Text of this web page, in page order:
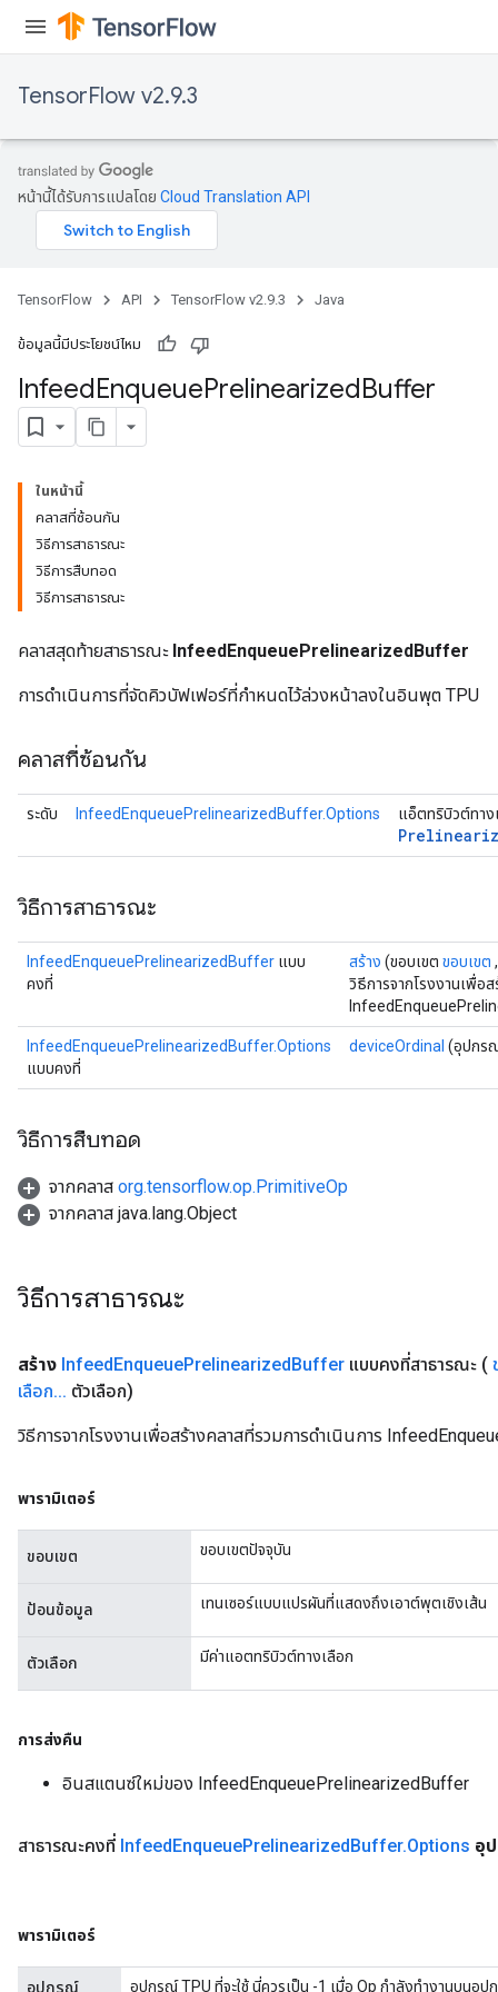
TensorFlow v2.9.3
หน้านี้ได้รับการแปลโดย Cloud Translation API
TensorFlow API TensorFlow v2.9.3 Java
ข้อมูลนี้มีประโยชน์ไหม
InfeedEnqueuePrelinearizedBuffer
ในหน้านี้
คลาสที่ซ้อนกัน
วิธีการสาธารณะ
วิธีการสืบทอด
วิธีการสาธารณะ
คลาสสุดท้ายสาธารณะ InfeedEnqueuePrelinearizedBuffer
การดำเนินการที่จัดคิวบัฟเฟอร์ที่กำหนดไว้ล่วงหน้าลงในอินพุต TPU
คลาสที่ซ้อนกัน
ระดับ InfeedEnqueuePrelinearizedBuffer.Options แอ็ตทริบิวต์ทา
วิธีการสาธารณะ
InfeedEnqueuePrelinearizedBuffer แบบ
คงที่
สร้าง (ขอบเขต ขอบเขต
วิธีการจากโรงงานเพื่อ
InfeedEnqueuePrelinearizedBuffer.Options
แบบคงที่
deviceOrdinal (อุปกร
วิธีการสืบทอด
จากคลาส org.tensorflow.op.PrimitiveOp
จากคลาส java.lang.Object
วิธีการสาธารณะ
สร้าง InfeedEnqueuePrelinearizedBuffer แบบคงที่สาธารณะ (
เลือก... ตัวเลือก)
วิธีการจากโรงงานเพื่อสร้างคลาสที่รวมการดำเนินการ
พารามิเตอร์
ขอบเขต ขอบเขตปัจจุบัน
ป้อนข้อมูล เทนเซอร์แบบแปรผันที่แสดงถึงเอาต์พุตเชิงเส้น
ตัวเลือก มีค่าแอตทริบิวต์ทางเลือก
การส่งคืน
อินสแตนซ์ใหม่ของ InfeedEnqueuePrelinearizedBuffer
สาธารณะคงที่ InfeedEnqueuePrelinearizedBuffer.Options อุ
พารามิเตอร์
อุปกรณ์ อุปกรณ์ TPU ที่จะใช้ นี่ควรเป็น -1 เมื่อ Op กำลังทำงานบนอุ